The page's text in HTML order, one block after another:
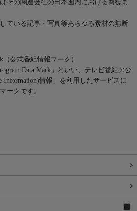
その関連会社の日本国内における商標ま
ている記事・写真等あらゆる素材の無断
（公式番組情報マーク）
Data Mark」といい、テレビ番組の公
Information)情報」を利用したサービスに
ークです。